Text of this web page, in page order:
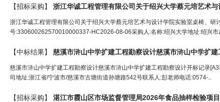
【招标采购】 浙江华诚工程管理有限公司关于绍兴大学蔡元培艺术与
浙江华诚工程管理有限公司关于绍兴大学蔡元培艺术与设计学院实验室桌椅、
号:330600262570010000337-HC2026-08-06采购人:名称:绍兴大学地址:绍兴市
【中标结果】 慈溪市浒山中学扩建工程勘察设计慈溪市浒山中学扩建
慈溪市浒山中学扩建工程勘察设计慈溪市浒山中学扩建工程勘察设计开标记录
司地址:浙江省/宁波市/慈溪市古塘街道孙塘路542号联系人:彭老师电话:0574-..
【招标采购】 湛江市霞山区市场监督管理局2026年食品抽样检验项